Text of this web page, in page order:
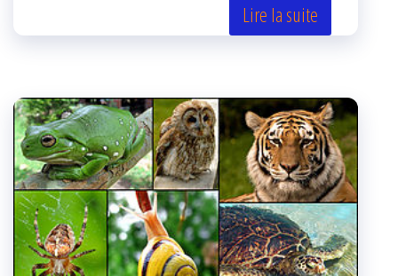
k r
Lire la suite